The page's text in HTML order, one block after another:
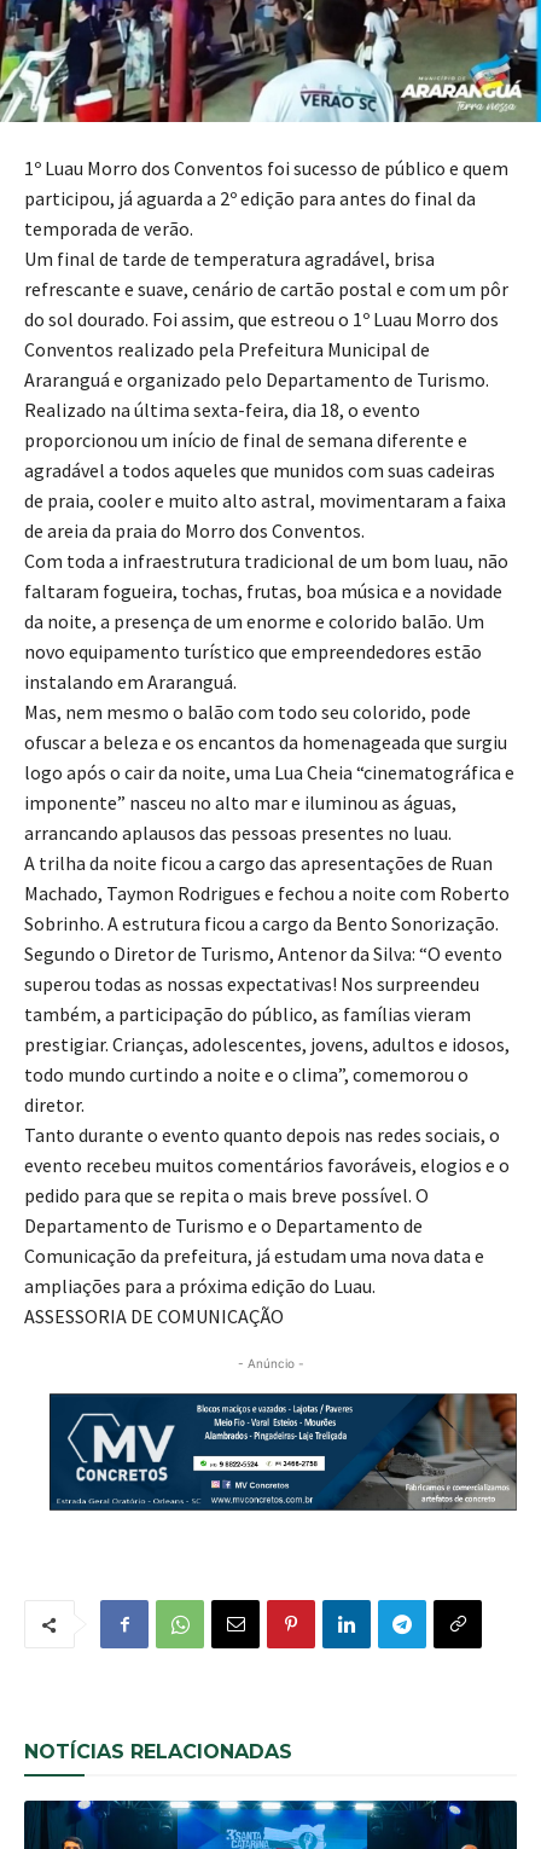
1º Luau Morro dos Conventos foi sucesso de público e quem
participou, já aguarda a 2º edição para antes do final da
temporada de verão.
Um final de tarde de temperatura agradável, brisa
refrescante e suave, cenário de cartão postal e com um pôr
do sol dourado. Foi assim, que estreou o 1º Luau Morro dos
Conventos realizado pela Prefeitura Municipal de
Araranguá e organizado pelo Departamento de Turismo.
Realizado na última sexta-feira, dia 18, o evento
proporcionou um início de final de semana diferente e
agradável a todos aqueles que munidos com suas cadeiras
de praia, cooler e muito alto astral, movimentaram a faixa
de areia da praia do Morro dos Conventos.
Com toda a infraestrutura tradicional de um bom luau, não
faltaram fogueira, tochas, frutas, boa música e a novidade
da noite, a presença de um enorme e colorido balão. Um
novo equipamento turístico que empreendedores estão
instalando em Araranguá.
Mas, nem mesmo o balão com todo seu colorido, pode
ofuscar a beleza e os encantos da homenageada que surgiu
logo após o cair da noite, uma Lua Cheia “cinematográfica e
imponente” nasceu no alto mar e iluminou as águas,
arrancando aplausos das pessoas presentes no luau.
A trilha da noite ficou a cargo das apresentações de Ruan
Machado, Taymon Rodrigues e fechou a noite com Roberto
Sobrinho. A estrutura ficou a cargo da Bento Sonorização.
Segundo o Diretor de Turismo, Antenor da Silva: “O evento
superou todas as nossas expectativas! Nos surpreendeu
também, a participação do público, as famílias vieram
prestigiar. Crianças, adolescentes, jovens, adultos e idosos,
todo mundo curtindo a noite e o clima”, comemorou o
diretor.
Tanto durante o evento quanto depois nas redes sociais, o
evento recebeu muitos comentários favoráveis, elogios e o
pedido para que se repita o mais breve possível. O
Departamento de Turismo e o Departamento de
Comunicação da prefeitura, já estudam uma nova data e
ampliações para a próxima edição do Luau.
ASSESSORIA DE COMUNICAÇÃO
- Anúncio -
NOTÍCIAS RELACIONADAS